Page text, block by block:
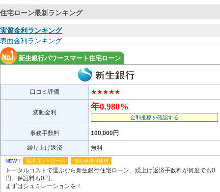
住宅ローン最新ランキング
実質金利ランキング
表面金利ランキング
新生銀行パワースマート住宅ローン
口コミ評価 ★★★★★
変動金利
年0.980%
金利推移を確認する
事務手数料 100,000円
繰り上げ返済 無料
NEW！ 返済コントロール 安心保障付団信
トータルコストで選ぶなら新生銀行住宅ローン。繰上げ返済手数料が何度でも0
円。保証料も0円。
まずはシュミレーションを！